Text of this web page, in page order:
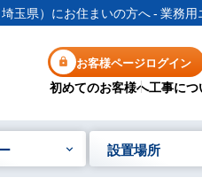
玉県）にお住まいの方へ - 業務
お客様ページログイン
初めてのお客様へ工事につ
設置場所